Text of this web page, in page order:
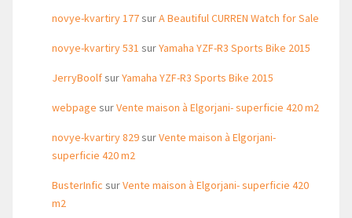
novye-kvartiry 177surA Beautiful CURREN Watch for Sale
novye-kvartiry 531 surYamaha YZF-R3 Sports Bike 2015
JerryBoolfsurYamaha YZF-R3 Sports Bike 2015
webpage surVente maison à Elgorjani- superficie 420 m2
novye-kvartiry 829surVente maison à Elgorjani-
superficie 420 m2
BusterInfic surVente maison à Elgorjani- superficie 420
m2